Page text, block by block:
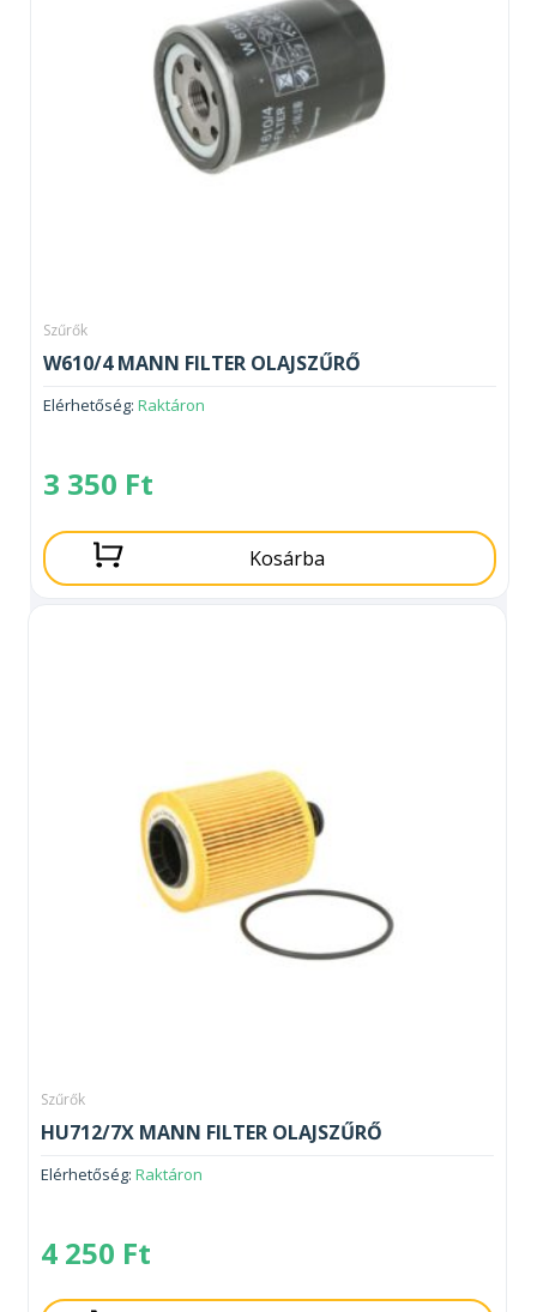
Szűrők
W610/4 MANN FILTER OLAJSZŰRŐ
Elérhetőség: Raktáron
3 350 Ft
Kosárba
Szűrők
HU712/7X MANN FILTER OLAJSZŰRŐ
Elérhetőség: Raktáron
4 250 Ft